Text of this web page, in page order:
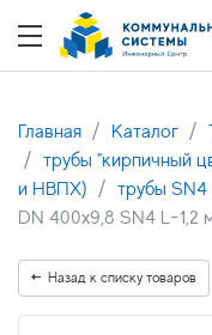
Главная Каталог
трубы "кирпичный
и НВПХ)
трубы SN4
DN 400х9,8 SN4 L-
Назад к списку товаров